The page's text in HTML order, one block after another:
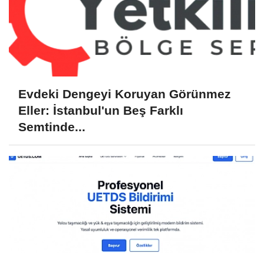
Evdeki Dengeyi Koruyan Görünmez
Eller: İstanbul'un Beş Farklı
Semtinde...